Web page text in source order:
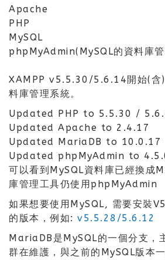
Apache
PHP
MySQL
phpMyAdmin(MySQL的資料庫
XAMPP v5.5.30/5.6.14開始(含)
料庫管理系統。
Updated PHP to 5.5.30 /
Updated Apache to 2.4.17
Updated MariaDB to 10.0.17
Updated phpMyAdmin to
可以看到MySQL資料庫已經換成
庫管理工具仍使用phpMyAdmin
如果想要使用MySQL, 需要安裝
的版本，例如: v5.5.28/5.6.12
MariaDB是MySQL的一個分支，
群在維護，與之前的MySQL版本